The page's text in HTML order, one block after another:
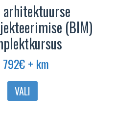
arhitektuurse
(BIM)
792€+ km
VALI